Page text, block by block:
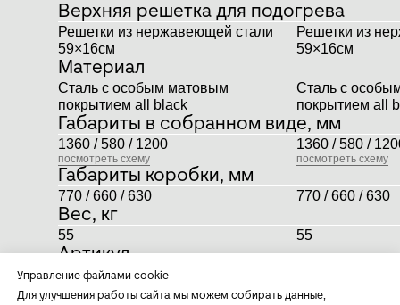
Верхняя решетка для подогрева
Материал
Сталь с особым матовым
покрытием all black
Сталь с
покрытием all
Габариты в собранном виде, мм
1360 / 580 / 1200
посмотреть схему
1360 / 580 /
посмотреть схему
Габариты коробки, мм
Вес, кг
Артикул
Решетки из нержавеющей стали
59×16см
Решетки из
59×16см
Сталь с особым матовым
покрытием all black
Сталь с
покрытием all
1360 / 580 / 1200
посмотреть схему
1360 / 580 /
посмотреть схему
770 / 660 / 630 770 / 660 / 630
55 55
77326
Управление файлами cookie
Для улучшения работы сайта мы можем собирать данные,